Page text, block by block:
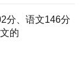
分、语文146分
的